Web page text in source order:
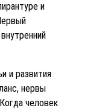
и
и развития
нервы
человек